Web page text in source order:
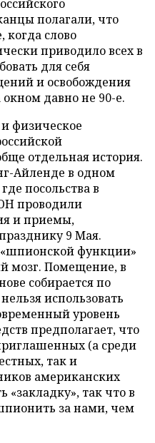
полагали, что
когда слово
приводило всех в
для себя
и освобождения
окном давно не 90-е.
физическое
отдельная история.
Айленде в одном
посольства в
проводили
и приемы,
9 Мая.
«шпионской функции»
мозг. Помещение, в
собирается по
использовать
уровень
предполагает, что
(а среди
так и
американских
«закладку», так что в
за нами, чем